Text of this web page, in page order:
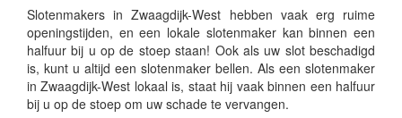
Slotenmakers in Zwaagdijk-West hebben vaak erg ruime
openingstijden, en een lokale slotenmaker kan binnen een
halfuur bij u op de stoep staan! Ook als uw slot beschadigd
is, kunt u altijd een slotenmaker bellen. Als een slotenmaker
in Zwaagdijk-West lokaal is, staat hij vaak binnen een halfuur
bij u op de stoep om uw schade te vervangen.